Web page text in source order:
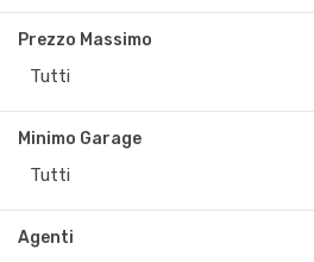
Prezzo Massimo
Tutti
Minimo Garage
Tutti
Agenti